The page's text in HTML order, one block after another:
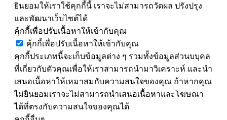
ยินยอมให้เราใช้คุกกี้นี้ เราจะไม่สามารถวัดผล ปรังปรุง
และพัฒนาเว็บไซต์ได้
คุ้กกี้เพื่อปรับเนื้อหาให้เข้ากับคุณ
คุ้กกี้เพื่อปรับเนื้อหาให้เข้ากับคุณ
คุกกี้ประเภทนี้จะเก็บข้อมูลต่าง ๆ รวมทั้งข้อมูลส่วนบบุคล
ที่เกี่ยวกับตัวคุณเพื่อให้เราสามารถนำมาวิเคราะห์ และนำ
เสนอเนื้อหาให้เหมาสมกับความสนใจของคุณ ถ้าหากคุณ
ไม่ยินยอมเราจะไม่สามารถนำเสนอเนื้อหาและโฆษณา
ได้ที่ตรงกับความสนใจของคุณได้